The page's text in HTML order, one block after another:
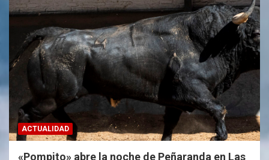
ACTUALIDAD
«Pompito» abre la noche de Peñaranda en Las